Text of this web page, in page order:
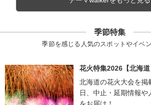
季節特集
季節を感じる人気のスポットやイベ
花火特集2026【北海道
北海道の花火大会を掲
日、中止・延期情報